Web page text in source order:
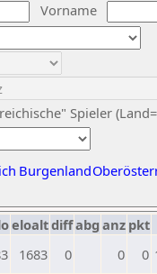
Vorname
Spieler
Burgenland
eloaltdiffabg anz pkt
1683 0 0 0